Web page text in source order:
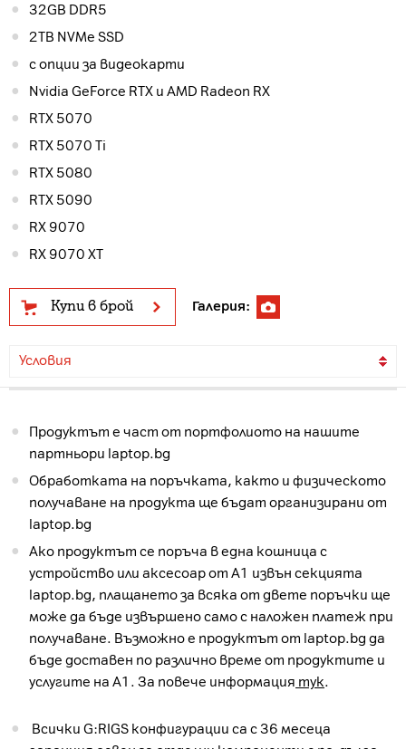
32GB DDR5
2TB NVMe SSD
с опции за видеокарти
Nvidia GeForce RTX и AMD Radeon RX
RTX 5070
RTX 5070 Ti
RTX 5080
RTX 5090
RX 9070
RX 9070 XT
Купи в брой Галерия:
Условия
Продуктът е част от портфолиото на нашите
партньори laptop.bg
Обработката на поръчката, както и физическото
получаване на продукта ще бъдат организирани от
laptop.bg
Ако продуктът се поръча в една кошница с
устройство или аксесоар от А1 извън секцията
laptop.bg, плащането за всяка от двете поръчки ще
може да бъде извършено само с наложен платеж при
получаване. Възможно е продуктът от laptop.bg да
бъде доставен по различно време от продуктите и
услугите на А1. За повече информация тук.
Всички G:RIGS конфигурации са с 36 месеца